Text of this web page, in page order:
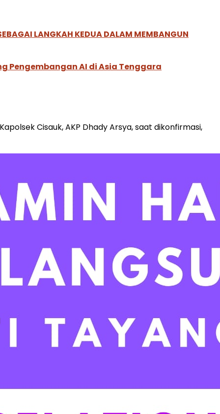
LANGKAH KEDUA DALAM MEMBANGUN
Pengembangan AI di Asia Tenggara
Cisauk, AKP Dhady Arsya, saat dikonfirmasi,